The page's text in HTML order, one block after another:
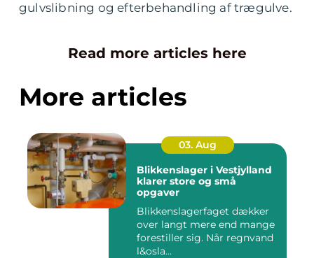
gulvslibning og efterbehandling af trægulve.
Read more articles here
More articles
03. Aug
Blikkenslager i Vestjylland
klarer store og små
opgaver
Blikkenslagerfaget dækker
over langt mere end mange
forestiller sig. Når regnvand
l&osla...